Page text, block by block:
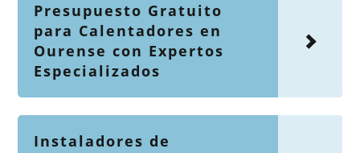
Presupuesto Gratuito
para Calentadores en
Ourense con Expertos
Especializados
Instaladores de